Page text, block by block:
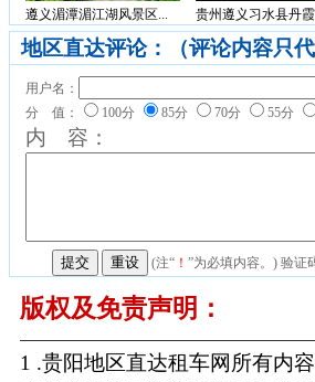
遵义湄潭湄江湖风景区... 贵州遵义习水县丹霞
地区直达评论：（评论内容只
用户名：
分 值：
100分 85分 70分 55分
内 容：
(注“ ！ ”为必填内容。) 验证
版权及免责声明：
1 .贵阳地区直达租车网所有内